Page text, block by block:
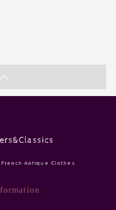
French Antique Clothes